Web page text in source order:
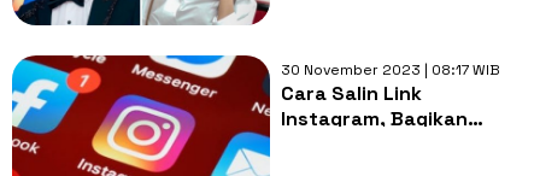
30 November 2023 | 08:17 WIB
Cara Salin Link
Instagram, Bagikan